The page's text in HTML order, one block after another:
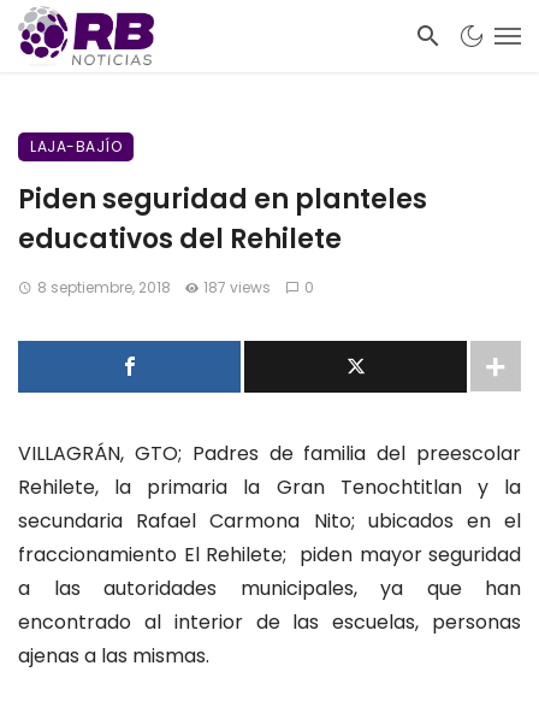
LAJA-BAJÍO
Piden seguridad en planteles
educativos del Rehilete
8 septiembre, 2018 187 views 0
VILLAGRÁN, GTO; Padres de familia del preescolar
Rehilete, la primaria la Gran Tenochtitlan y la
secundaria Rafael Carmona Nito; ubicados en el
fraccionamiento El Rehilete; piden mayor seguridad
a las autoridades municipales, ya que han
encontrado al interior de las escuelas, personas
ajenas a las mismas.